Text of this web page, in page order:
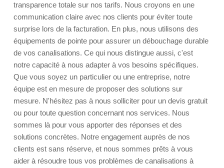
transparence totale sur nos tarifs. Nous croyons en une
communication claire avec nos clients pour éviter toute
surprise lors de la facturation. En plus, nous utilisons des
équipements de pointe pour assurer un débouchage durable
de vos canalisations. Ce qui nous distingue aussi, c'est
notre capacité à nous adapter à vos besoins spécifiques.
Que vous soyez un particulier ou une entreprise, notre
équipe est en mesure de proposer des solutions sur
mesure. N'hésitez pas à nous solliciter pour un devis gratuit
ou pour toute question concernant nos services. Nous
sommes là pour vous apporter des réponses et des
solutions concrètes. Notre engagement auprès de nos
clients est sans réserve, et nous sommes prêts à vous
aider à résoudre tous vos problèmes de canalisations à